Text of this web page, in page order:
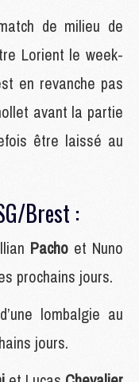
de milieu de
Lorient le week-
en revanche pas
avant la partie
être laissé au
Brest :
Pacho et Nuno
prochains jours.
lombalgie au
jours.